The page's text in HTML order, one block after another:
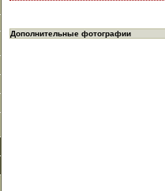
Дополнительные фотографии